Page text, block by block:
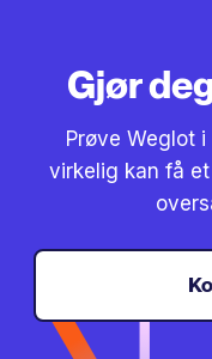
Gjør
Prøve Weglot
virkelig kan få